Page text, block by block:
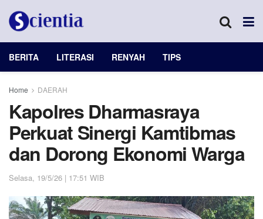
BERITA LITERASI RENYAH TIPS
Home DAERAH
Kapolres Dharmasraya
Perkuat Sinergi Kamtibmas
dan Dorong Ekonomi Warga
Selasa, 19/5/26 | 17:51 WIB